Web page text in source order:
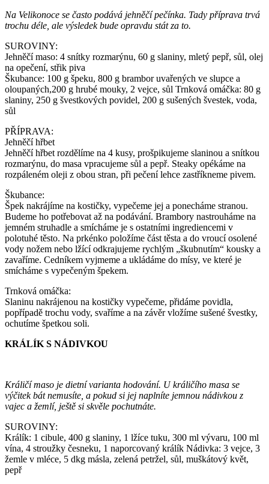
Na Velikonoce se často podává jehněčí pečínka. Tady příprava trvá
trochu déle, ale výsledek bude opravdu stát za to.
SUROVINY:
Jehněčí maso: 4 snítky rozmarýnu, 60 g slaniny, mletý pepř, sůl, olej
na opečení, střik piva
Škubance: 100 g špeku, 800 g brambor uvařených ve slupce a
oloupaných,200 g hrubé mouky, 2 vejce, sůl Trnková omáčka: 80 g
slaniny, 250 g švestkových povidel, 200 g sušených švestek, voda,
sůl
PŘÍPRAVA:
Jehněčí hřbet
Jehněčí hřbet rozdělíme na 4 kusy, prošpikujeme slaninou a snítkou
rozmarýnu, do masa vpracujeme sůl a pepř. Steaky opékáme na
rozpáleném oleji z obou stran, při pečení lehce zastříkneme pivem.
Škubance:
Špek nakrájíme na kostičky, vypečeme jej a ponecháme stranou.
Budeme ho potřebovat až na podávání. Brambory nastrouháme na
jemném struhadle a smícháme je s ostatními ingrediencemi v
polotuhé těsto. Na prkénko položíme část těsta a do vroucí osolené
vody nožem nebo lžící odkrajujeme rychlým „škubnutím“ kousky a
zavaříme. Cedníkem vyjmeme a ukládáme do mísy, ve které je
smícháme s vypečeným špekem.
Trnková omáčka:
Slaninu nakrájenou na kostičky vypečeme, přidáme povidla,
popřípadě trochu vody, svaříme a na závěr vložíme sušené švestky,
ochutíme špetkou soli.
KRÁLÍK S NÁDIVKOU
Králičí maso je dietní varianta hodování. U králičího masa se
výčitek bát nemusíte, a pokud si jej naplníte jemnou nádivkou z
vajec a žemlí, ještě si skvěle pochutnáte.
SUROVINY:
Králík: 1 cibule, 400 g slaniny, 1 lžíce tuku, 300 ml vývaru, 100 ml
vína, 4 stroužky česneku, 1 naporcovaný králík Nádivka: 3 vejce, 3
žemle v mléce, 5 dkg másla, zelená petržel, sůl, muškátový květ,
pepř